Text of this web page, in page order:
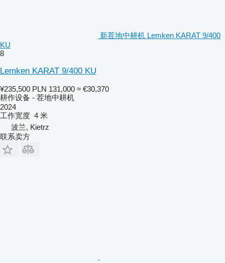
新茬地中耕机 Lemken KARAT 9/400
KU
8
Lemken KARAT 9/400 KU
¥235,500 PLN 131,000 ≈ €30,370
耕作设备 - 茬地中耕机
2024
工作宽度 4 米
波兰, Kietrz
联系卖方